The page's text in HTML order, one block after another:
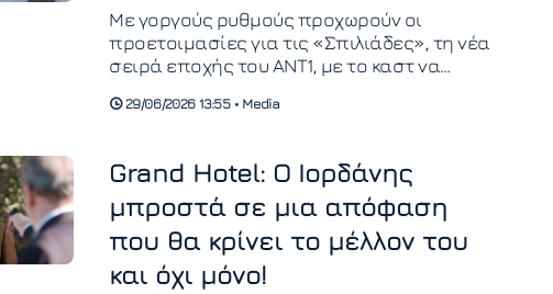
Με γοργούς ρυθμούς προχωρούν οι
προετοιμασίες για τις «Σπιλιάδες», τη νέα
σειρά εποχής του ΑΝΤ1, με το καστ να
ηθοποιούς της ελληνικής τηλεόρασης.
29/06/2026 13:55 • Media
Grand Hotel: Ο Ιορδάνης
μπροστά σε μια απόφαση
που θα κρίνει το μέλλον του
και όχι μόνο!